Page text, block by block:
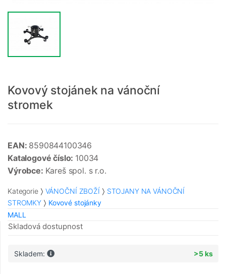
Kovový stojánek na vánoční
stromek
EAN: 8590844100346
Katalogové číslo: 10034
Výrobce: Kareš spol. s r.o.
Kategorie VÁNOČNÍ ZBOŽÍ
STOJANY NA VÁNOČNÍ
STROMKY
Kovové stojánky
MALL
Skladová dostupnost
Skladem: >5 ks